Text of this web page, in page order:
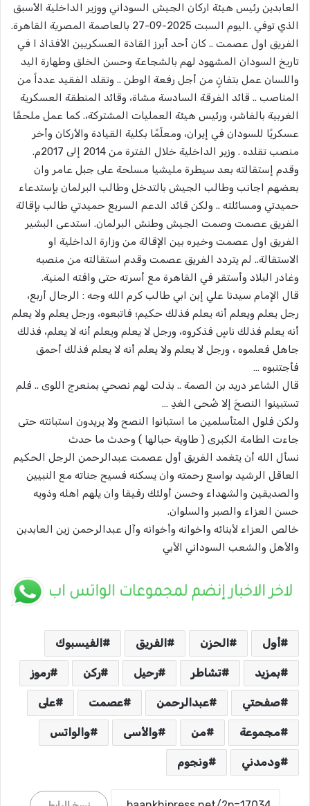
العابدين رئيس هيئة اركان الجيش السوداني ووزير الداخلية الأسبق
الذي توفي .اليوم السبت 2025-09-27 بالعاصمة المصرية القاهرة.
الفريق اول عصمت .. كان أحد أبرز القادة العسكريين الأفذاذ ا في
تاريخ السودان المشهود لهم بالشجاعة وحسن الخلق وطهارة اليد
واللسان عمل بتفانٍ من أجل رفعة الوطن .. وتقلد الفقيد عدداً من
المناصب .. قائد الفرقة السادسة مشاة، وقائد المنطقة العسكرية
الغربية بالفاشر، ورئيس هيئة العمليات المشتركة،. كما عمل ملحقًا
عسكريًا للسودان في إيران، ومعلّمًا بكلية القيادة والأركان وأخر
منصب تقلده . وزير الداخلية خلال الفترة من 2014 إلى 2017م.
وقدم إستقالته بعد سيطرة مليشيا مسلحة على جبل عامر وان
بعضهم اجانب وطالب الجيش بالتدخل وطالب البرلمان بإستدعاء
حميدتي ومسائلته .. ولكن قائد الدعم السريع حميدتي طالب بإقالة
الفريق عصمت وصمت الجيش وطنش البرلمان. استدعى البشير
الفريق اول عصمت وخيره بين الإقالة من وزارة الداخلية او
الاستقالة.. لم يتردد الفريق عصمت وقدم استقالته من منصبه
وغادر البلاد وأستقر في القاهرة مع أسرته حتى وافته المنية.
قال الإمام سيدنا علي إبن ابي طالب كرم الله وجه : الرجال أربع،
رجل يعلم ويعلم أنه يعلم فذلك حكيم؛ فاتبعوه، ورجل يعلم ولا يعلم
أنه يعلم فذلك ناسٍ فذكروه، ورجل لا يعلم ويعلم أنه لا يعلم، فذلك
جاهل فعلموه ، ورجل لا يعلم ولا يعلم أنه لا يعلم فذلك أحمق
فأجتنبوه …
قال الشاعر دريد بن الصمة .. بذلت لهم نصحي بمنعرج اللوى .. فلم
تستبينوا النصحَ إلا ضُحى الغدِ …
ولكن فلول المتأسلمين ما استبانوا النصح ولا يريدون استبانته حتى
جاءت الطامة الكبرى ( طاوية حبالها ) وحدث ما حدث
نسأل الله أن يتغمد الفريق أول عصمت عبدالرحمن الرجل الحكيم
العاقل الرشيد بواسع رحمته وان يسكنه فسيح جناته مع النبيين
والصديقين والشهداء وحسن أولئك رفيقا وان يلهم اهله وذويه
حسن العزاء والصبر والسلوان.
خالص العزاء لأبنائه واخوانه وأخوانه وآل عبدالرحمن زين العابدبن
والأهل والشعب السوداني الأبي
أول الحزن الفريق الفيسبوك
بمزيد تشاطر رحيل ركن رموز
صفحتي عبدالرحمن عصمت على
مجموعة من والأسى والواتس
ودمدني ونجوم